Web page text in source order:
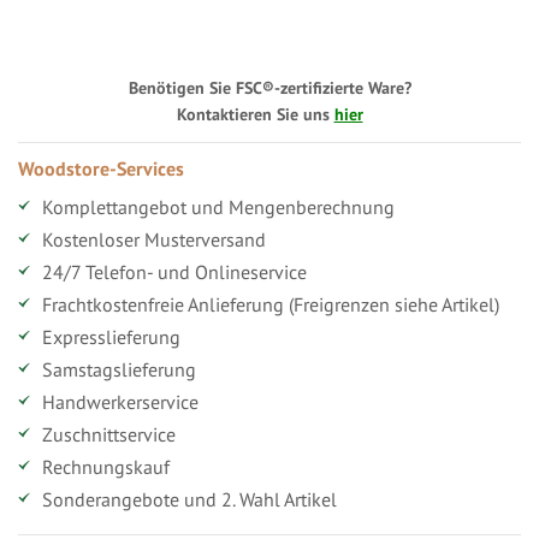
Benötigen Sie FSC®-zertifizierte Ware?
Kontaktieren Sie uns hier
Woodstore-Services
Komplettangebot und Mengenberechnung
Kostenloser Musterversand
24/7 Telefon- und Onlineservice
Frachtkostenfreie Anlieferung (Freigrenzen siehe Artikel)
Expresslieferung
Samstagslieferung
Handwerkerservice
Zuschnittservice
Rechnungskauf
Sonderangebote und 2. Wahl Artikel